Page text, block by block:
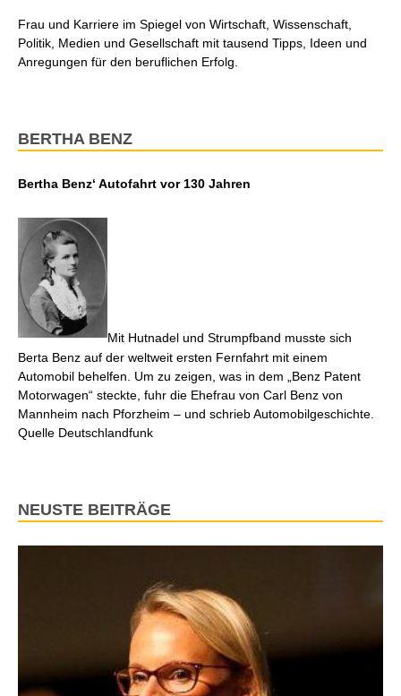
Frau und Karriere im Spiegel von Wirtschaft, Wissenschaft,
Politik, Medien und Gesellschaft mit tausend Tipps, Ideen und
Anregungen für den beruflichen Erfolg.
BERTHA BENZ
Bertha Benz‘ Autofahrt vor 130 Jahren
Mit Hutnadel und Strumpfband musste sich
Berta Benz auf der weltweit ersten Fernfahrt mit einem
Automobil behelfen. Um zu zeigen, was in dem „Benz Patent
Motorwagen“ steckte, fuhr die Ehefrau von Carl Benz von
Mannheim nach Pforzheim – und schrieb Automobilgeschichte.
Quelle Deutschlandfunk
NEUSTE BEITRÄGE